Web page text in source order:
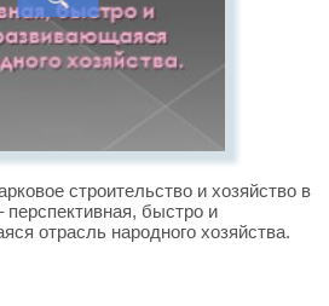
строительство и хозяйство в
быстро и
отрасль народного хозяйства.